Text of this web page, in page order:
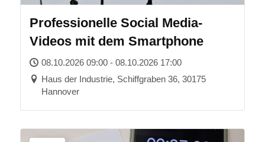
Professionelle Social Media-
Videos mit dem Smartphone
08.10.2026 09:00 - 08.10.2026 17:00
Haus der Industrie, Schiffgraben 36, 30175
Hannover